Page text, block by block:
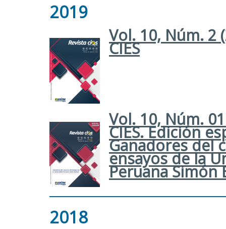
2019
Vol. 10, Núm. 2
CIES
Vol. 10, Núm.
CIES. Edición
Ganadores del
ensayos de la
Peruana Simón
2018